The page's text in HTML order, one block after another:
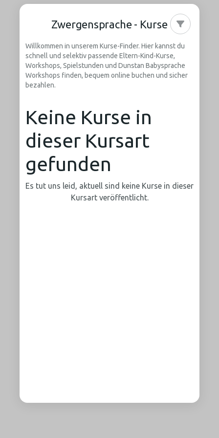
Zwergensprache - Kurse
Willkommen in unserem Kurse-Finder. Hier kannst du
schnell und selektiv passende Eltern-Kind-Kurse,
Workshops, Spielstunden und Dunstan Babysprache
Workshops finden, bequem online buchen und sicher
bezahlen.
Keine Kurse in
dieser Kursart
gefunden
Es tut uns leid, aktuell sind keine Kurse in dieser
Kursart veröffentlicht.